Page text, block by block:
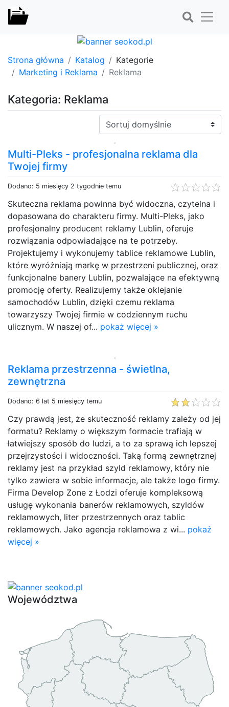
Strona główna Katalog
Kategorie
Marketing i Reklama
Reklama
Kategoria: Reklama
Sortuj:
Multi-Pleks - profesjonalna reklama dla
Twojej firmy
Dodano: 5 miesięcy 2 tygodnie temu
Skuteczna reklama powinna być widoczna, czytelna i
dopasowana do charakteru firmy. Multi-Pleks, jako
profesjonalny producent reklamy Lublin, oferuje
rozwiązania odpowiadające na te potrzeby.
Projektujemy i wykonujemy tablice reklamowe Lublin,
które wyróżniają markę w przestrzeni publicznej, oraz
funkcjonalne banery Lublin, pozwalające na efektywną
promocję oferty. Realizujemy także oklejanie
samochodów Lublin, dzięki czemu reklama
towarzyszy Twojej firmie w codziennym ruchu
ulicznym. W naszej of... pokaż więcej »
Reklama przestrzenna - świetlna,
zewnętrzna
Dodano: 6 lat 5 miesięcy temu
Czy prawdą jest, że skuteczność reklamy zależy od jej
formatu? Reklamy o większym formacie trafiają w
łatwiejszy sposób do ludzi, a to za sprawą ich lepszej
przejrzystości i widoczności. Taką formą zewnętrznej
reklamy jest na przykład szyld reklamowy, który nie
tylko zawiera w sobie informacje, ale także logo firmy.
Firma Develop Zone z Łodzi oferuje kompleksową
usługę wykonania banerów reklamowych, szyldów
reklamowych, liter przestrzennych oraz tablic
reklamowych. Jako agencja reklamowa z wi... pokaż
więcej »
Województwa